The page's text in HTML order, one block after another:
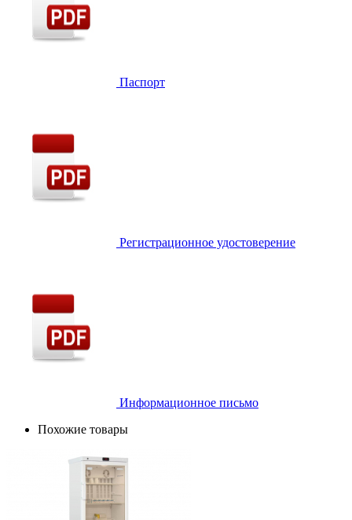
Паспорт
Регистрационное удостоверение
Информационное письмо
Похожие товары